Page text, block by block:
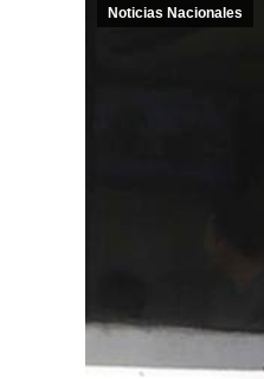
Noticias Nacionales